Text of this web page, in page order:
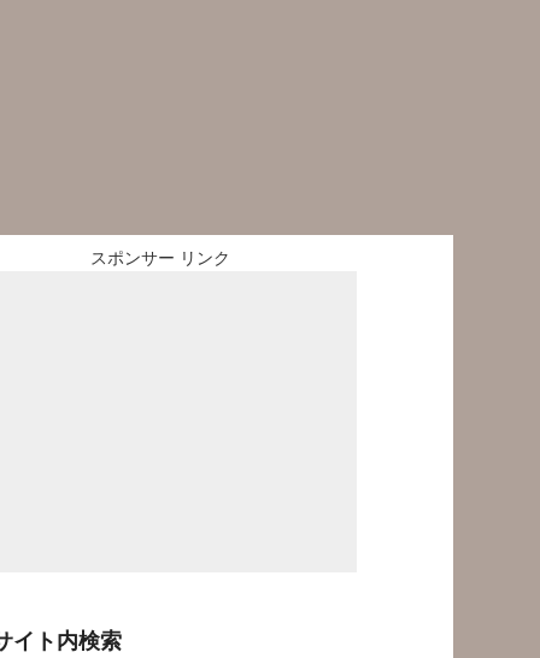
スポンサー リンク
イト内検索